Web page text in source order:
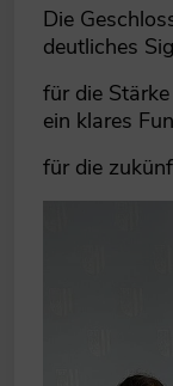
Die
deutliches
für die
ein klares
für die